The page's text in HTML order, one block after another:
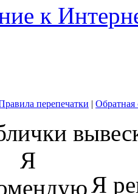
к
перепечатки | Обратная
Я